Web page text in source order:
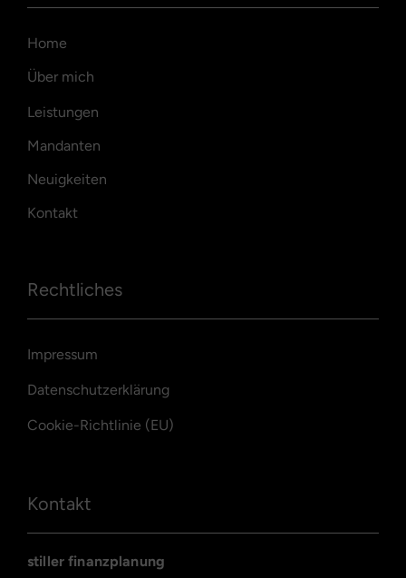
Home
Über mich
Leistungen
Mandanten
Neuigkeiten
Kontakt
Rechtliches
Impressum
Datenschutzerklärung
Cookie-Richtlinie (EU)
Kontakt
stiller finanzplanung